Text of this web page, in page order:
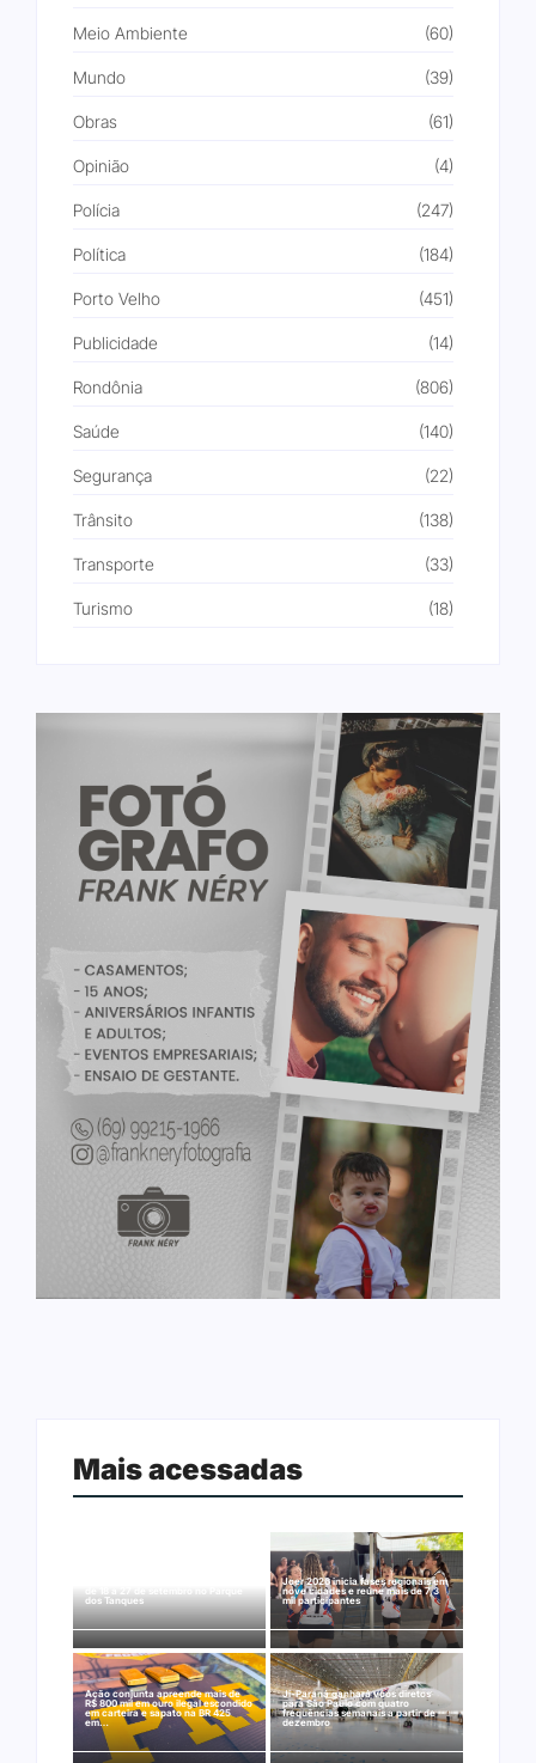
Meio Ambiente (60)
Mundo (39)
Obras (61)
Opinião (4)
Polícia (247)
Política (184)
Porto Velho (451)
Publicidade (14)
Rondônia (806)
Saúde (140)
Segurança (22)
Trânsito (138)
Transporte (33)
Turismo (18)
Mais acessadas
de 18 a 27 de setembro no Parque
dos Tanques
Joer 2026 inicia fases regionais em
nove cidades e reúne mais de 7,3
mil participantes
Ação conjunta apreende mais de
R$ 800 mil em ouro ilegal escondido
em carteira e sapato na BR 425
em…
Ji-Paraná ganhará voos diretos
para São Paulo com quatro
frequências semanais a partir de
dezembro